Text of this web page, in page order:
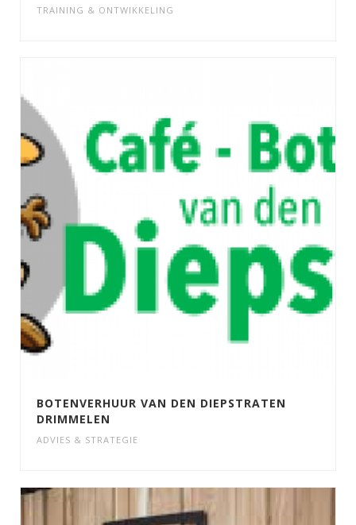
TRAINING & ONTWIKKELING
BOTENVERHUUR VAN DEN DIEPSTRATEN
DRIMMELEN
ADVIES & STRATEGIE